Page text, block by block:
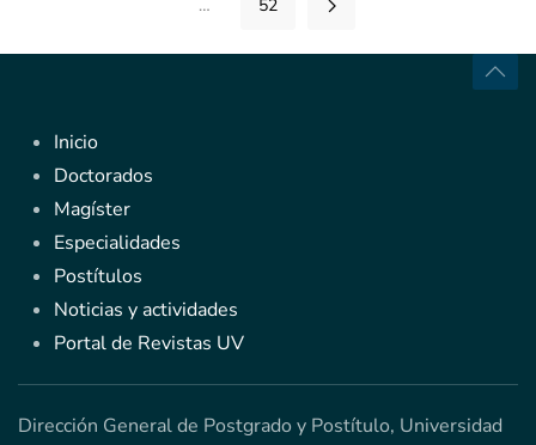
… 52
Inicio
Doctorados
Magíster
Especialidades
Postítulos
Noticias y actividades
Portal de Revistas UV
Dirección General de Postgrado y Postítulo, Universidad